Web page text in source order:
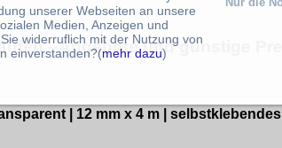
--Angebote und günstige
| 12 mm x 4 m |
unserer Webseiten an unsere
Medien, Anzeigen und
widerruflich mit der Nutzung von
einverstanden?(mehr dazu)